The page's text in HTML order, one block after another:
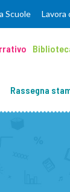
Scuole Lavora
Rassegna